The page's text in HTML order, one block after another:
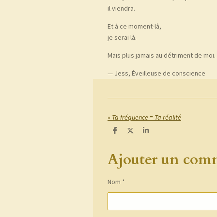
il viendra.
Et à ce moment-là,
je serai là.
Mais plus jamais au détriment de moi.
— Jess, Éveilleuse de conscience
« Ta fréquence = Ta réalité
P
a
g
r
P
a
P
a
Ajouter un
Nom *